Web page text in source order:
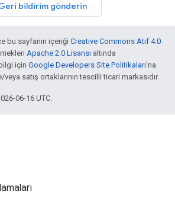
bildirim gönderin
bu sayfanın içeriği Creative Commons Atıf 4.0
Apache 2.0 Lisansı altında
bilgi için Google Developers Site Politikaları'na
satış ortaklarının tescilli ticari markasıdır.
06-16 UTC.